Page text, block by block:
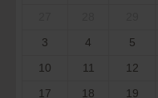
3
4 5
10
11 12
17
18 19